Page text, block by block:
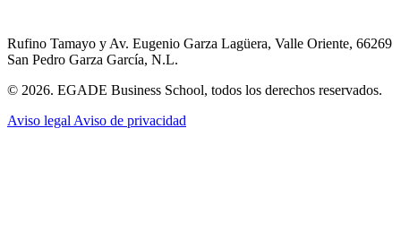
Rufino Tamayo y Av. Eugenio Garza Lagüera, Valle Oriente, 66269
San Pedro Garza García, N.L.
© 2026. EGADE Business School, todos los derechos reservados.
Aviso legal Aviso de privacidad